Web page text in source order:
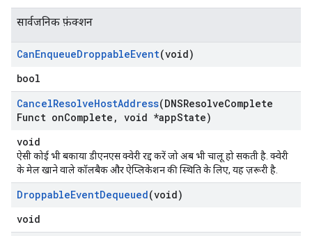
सार्वजनिक फ़ंक्शन
CanEnqueueDroppableEvent(void)
bool
CancelResolveHostAddress(DNSResolveComplete
Funct onComplete , void *appState)
void
ऐसी कोई भी बकाया डीएनएस क्वेरी रद्द करें जो अब भी चालू हो सकती है. क्वेरी
के मेल खाने वाले कॉलबैक और ऐप्लिकेशन की स्थिति के लिए, यह ज़रूरी है.
DroppableEventDequeued(void)
void